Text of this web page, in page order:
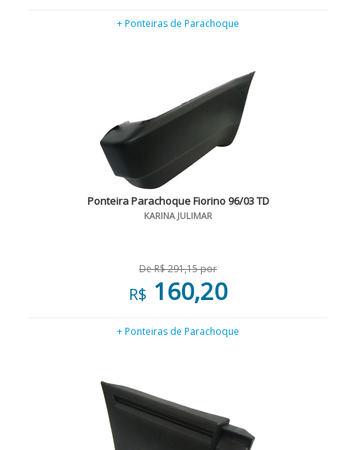
+ Ponteiras de Parachoque
Ponteira Parachoque Fiorino 96/03 TD
KARINA JULIMAR
De R$ 291,15 por
R$ 160,20
+ Ponteiras de Parachoque